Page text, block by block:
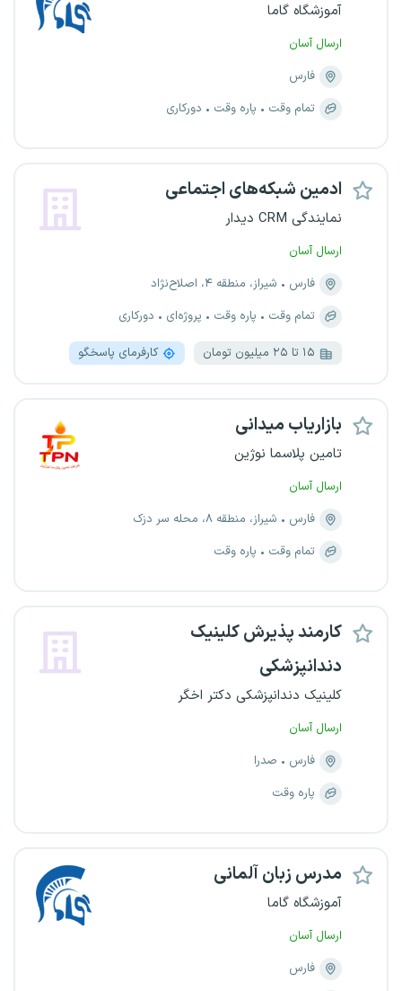
آموزشگاه گاما
ارسال آسان
فارس
تمام وقت
پاره وقت دورکاری
ادمین شبکه‌های اجتماعی
نمایندگی CRM دیدار
ارسال آسان
فارس
شیراز، منطقه ۴، اصلاح‌نژاد
تمام وقت
پاره وقت پروژه‌ای دورکاری
۱۵ تا ۲۵ میلیون تومان کارفرمای پاسخگو
بازاریاب میدانی
تامین پلاسما نوژین
ارسال آسان
فارس
شیراز، منطقه ۸، محله سر دزک
تمام وقت
پاره وقت
کارمند پذیرش کلینیک
دندانپزشکی
کلینیک دندانپزشکی دکتر اخگر
ارسال آسان
فارس
صدرا
پاره وقت
مدرس زبان آلمانی
آموزشگاه گاما
ارسال آسان
فارس